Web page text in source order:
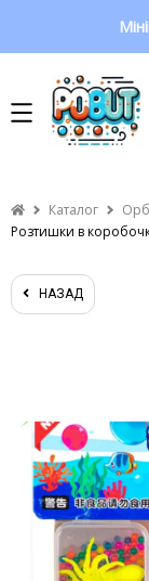
Каталог
Розтишки в
НАЗАД